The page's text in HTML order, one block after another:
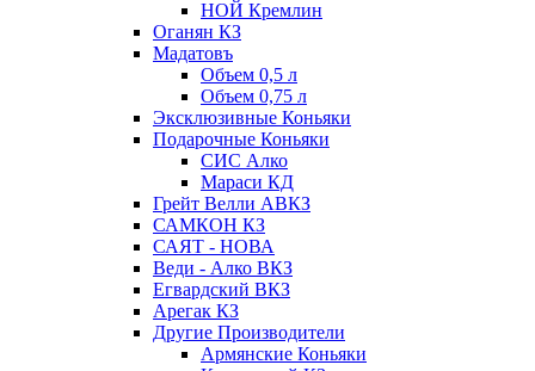
НОЙ Кремлин
Оганян КЗ
Мадатовъ
Объем 0,5 л
Объем 0,75 л
Эксклюзивные Коньяки
Подарочные Коньяки
СИС Алко
Мараси КД
Грейт Велли АВКЗ
САМКОН КЗ
САЯТ - НОВА
Веди - Алко ВКЗ
Егвардский ВКЗ
Арегак КЗ
Другие Производители
Армянские Коньяки